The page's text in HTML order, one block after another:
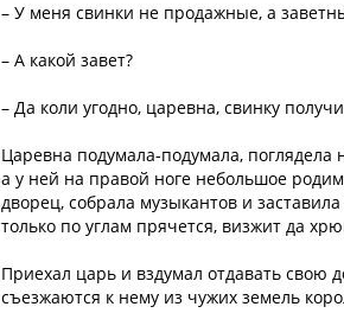
– У меня свинки не продажные, а
– А какой завет?
– Да коли угодно, царевна, свинку
Царевна подумала-подумала,
а у ней на правой ноге небольшое
дворец, собрала музыкантов и
только по углам прячется, визжит да
Приехал царь и вздумал отдавать свою
съезжаются к нему из чужих земель